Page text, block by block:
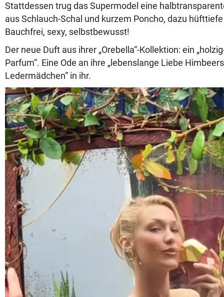
Stattdessen trug das Supermodel eine
aus Schlauch-Schal und kurzem Poncho, dazu
Bauchfrei, sexy, selbstbewusst!
Der neue Duft aus ihrer „Orebella“-Kollektion: ein
Parfum“. Eine Ode an ihre „lebenslange Liebe
Ledermädchen“ in ihr.